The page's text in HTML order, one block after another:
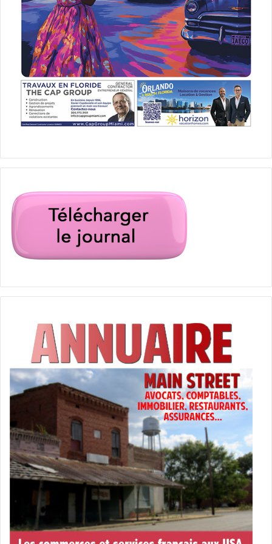
extrait de naissance, ce qui avait clot une polémique tout
aussi stérile que celle d’aujourd’hui… mais en avait pavé
les fondements.
Ces crispations sur la personnalité des politiciens ont
aussi bouleversé le paysage médiatique : depuis des
années les principaux médias des Etats-Unis n’enquêtent
plus sur les problèmes des Américains, mais seulement
sur les problèmes d’élus largement « starisés ». Les
des événements médiatico-politiques. En conséquence, et
pays devient de plus en plus illisible, et les résultats
électoraux surprennent de plus en plus. Et surtout les
A 11 mois de l’élection présidentielle, pour beaucoup
ce genre de procédures. En tout cas, la seule certitude
candidat à sa propre succession… et qu’il ne sera pas
« empêché » !
COMMENT LA
PROCEDURE VA SE
DEROULER